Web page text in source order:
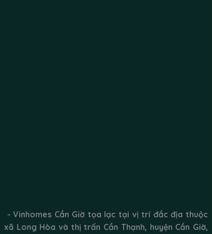
- Vinhomes Cần Giờ tọa lạc tại vị trí đắc địa thuộc
xã Long Hòa và thị trấn Cần Thạnh, huyện Cần Giờ,